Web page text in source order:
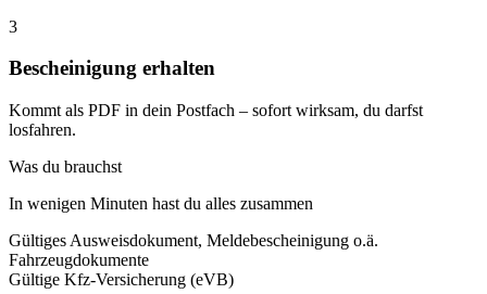
3
Bescheinigung erhalten
Kommt als PDF in dein Postfach – sofort wirksam, du darfst
losfahren.
Was du brauchst
In wenigen Minuten hast du alles zusammen
Gültiges Ausweisdokument, Meldebescheinigung o.ä.
Fahrzeugdokumente
Gültige Kfz-Versicherung (eVB)